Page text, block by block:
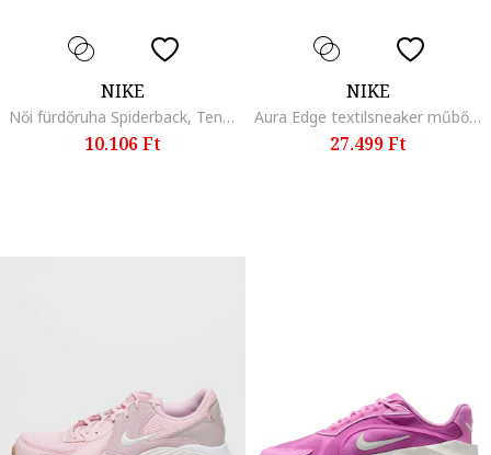
NIKE
Női fürdőruha Spiderback, Tengerészkék
10.106 Ft
NIKE
Aura Edge textilsneaker műbőr részletekkel, Pasztellrózsaszín
27.499 Ft